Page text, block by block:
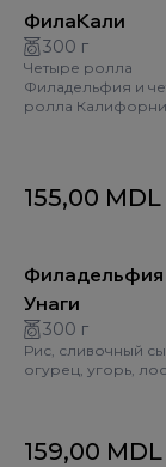
ФилаКали
300 г
Четыре ролла
Филадельфия и
ролла
155,00 MDL
Филадельфия
Унаги
300 г
Рис, сливочный
огурец, угорь,
159,00 MDL